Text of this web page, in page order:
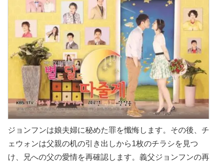
ジョンフンは娘夫婦に秘めた罪を懺悔します。その後、チ
ェウォンは父親の机の引き出しから1枚のチラシを見つ
け、兄への父の愛情を再確認します。義父ジョンフンの再